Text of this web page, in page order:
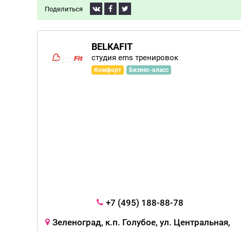
Поделиться
BELKAFIT
студия ems тренировок
Комфорт Бизнес-класс
+7 (495) 188-88-78
Зеленоград, к.п. Голубое, ул. Центральная,